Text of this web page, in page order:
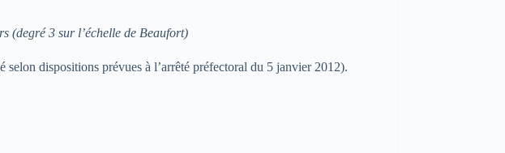
(degré 3 sur l’échelle de Beaufort)
dispositions prévues à l’arrêté préfectoral du 5 janvier 2012).